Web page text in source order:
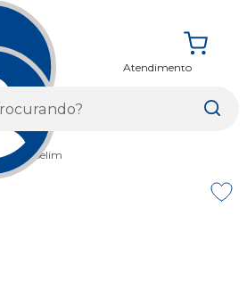
Atendimento
Selim